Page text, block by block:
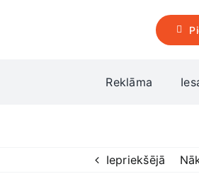
Reklāma
Iepriekšējā